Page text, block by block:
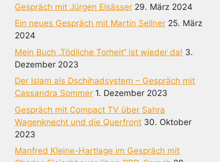
Gespräch mit Jürgen Elsässer 29. März 2024
Ein neues Gespräch mit Martin Sellner 25. März
2024
Mein Buch „Tödliche Torheit“ ist wieder da! 3.
Dezember 2023
Der Islam als Dschihadsystem – Gespräch mit
Cassandra Sommer 1. Dezember 2023
Gespräch mit Compact TV über Sahra
Wagenknecht und die Querfront 30. Oktober
2023
Manfred Kleine-Hartlage im Gespräch mit